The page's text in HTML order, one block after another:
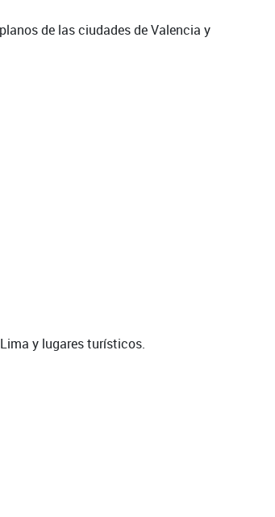
de las ciudades de Valencia y
y lugares turísticos.